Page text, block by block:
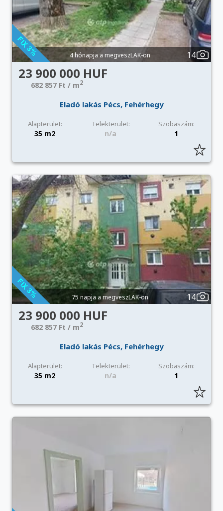
4 hónapja a megveszLAK-on 14
23 900 000 HUF
682 857 Ft / m2
Eladó lakás Pécs, Fehérhegy
Alapterület: Telekterület: Szobaszám:
35 m2 n/a 1
75 napja a megveszLAK-on 14
23 900 000 HUF
682 857 Ft / m2
Eladó lakás Pécs, Fehérhegy
Alapterület: Telekterület: Szobaszám:
35 m2 n/a 1